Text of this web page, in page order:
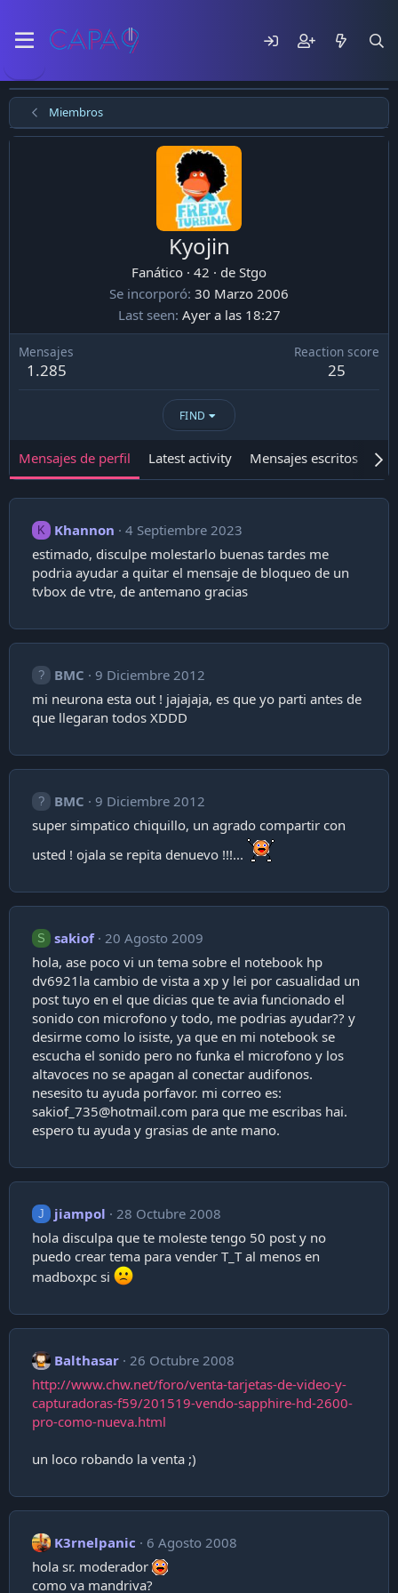
Miembros
Kyojin
Fanático · 42 · de Stgo
Se incorporó 30 Marzo 2006
Last seen Ayer a las 18:27
Mensajes
1.285
Reaction score
25
FIND
Mensajes de perfil Latest activity Mensajes escritos
K Khannon
4 Septiembre 2023
estimado, disculpe molestarlo buenas tardes me
podria ayudar a quitar el mensaje de bloqueo de un
tvbox de vtre, de antemano gracias
BMC
9 Diciembre 2012
mi neurona esta out ! jajajaja, es que yo parti antes de
que llegaran todos XDDD
BMC
9 Diciembre 2012
super simpatico chiquillo, un agrado compartir con
usted ! ojala se repita denuevo !!!...
S sakiof 20 Agosto 2009
hola, ase poco vi un tema sobre el notebook hp
dv6921la cambio de vista a xp y lei por casualidad un
post tuyo en el que dicias que te avia funcionado el
sonido con microfono y todo, me podrias ayudar?? y
desirme como lo isiste, ya que en mi notebook se
escucha el sonido pero no funka el microfono y los
altavoces no se apagan al conectar audifonos.
nesesito tu ayuda porfavor. mi correo es:
sakiof_735@hotmail.com para que me escribas hai.
espero tu ayuda y grasias de ante mano.
J jiampol
28 Octubre 2008
hola disculpa que te moleste tengo 50 post y no
puedo crear tema para vender T_T al menos en
madboxpc si
Balthasar 26 Octubre 2008
http://www.chw.net/foro/venta-tarjetas-de-video-y-
capturadoras-f59/201519-vendo-sapphire-hd-2600-
pro-como-nueva.html
un loco robando la venta ;)
K3rnelpanic
6 Agosto 2008
hola sr. moderador
como va mandriva?